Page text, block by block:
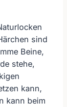
sind
Beine,
stehe,
kann,
kann beim